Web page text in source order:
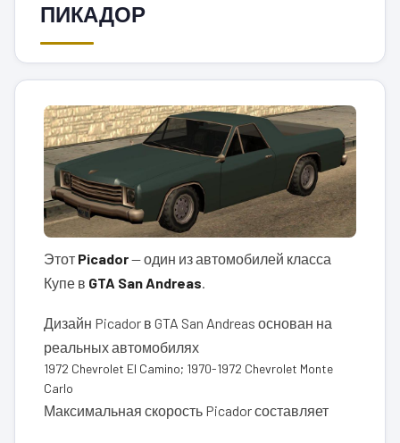
ПИКАДОР
Этот Picador— один из автомобилей класса
Купе в GTA San Andreas.
Дизайн Picador в GTA San Andreas основан на
реальных автомобилях
1972 Chevrolet El Camino; 1970-1972 Chevrolet Monte
Carlo
Максимальная скорость Picador составляет